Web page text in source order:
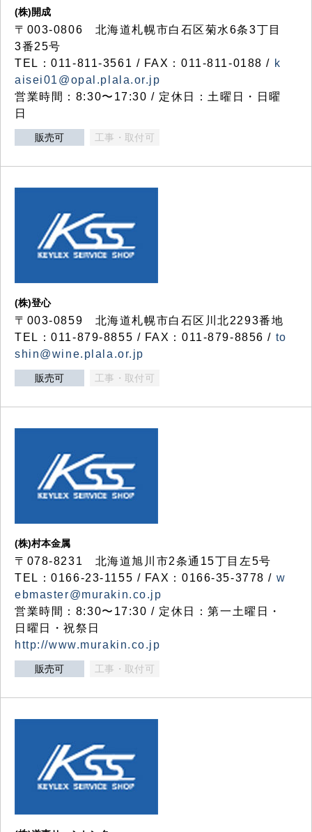
(株)開成
〒003-0806 北海道札幌市白石区菊水6条3丁目
3番25号
TEL：011-811-3561 / FAX：011-811-0188 / k
aisei01@opal.plala.or.jp
営業時間：8:30〜17:30 / 定休日：土曜日・日曜
日
販売可 工事・取付可
(株)登心
〒003-0859 北海道札幌市白石区川北2293番地
TEL：011-879-8855 / FAX：011-879-8856 / to
shin@wine.plala.or.jp
販売可 工事・取付可
(株)村本金属
〒078-8231 北海道旭川市2条通15丁目左5号
TEL：0166-23-1155 / FAX：0166-35-3778 / w
ebmaster@murakin.co.jp
営業時間：8:30〜17:30 / 定休日：第一土曜日・
日曜日・祝祭日
http://www.murakin.co.jp
販売可 工事・取付可